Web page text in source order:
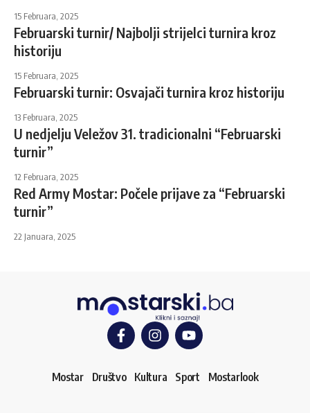
15 Februara, 2025
Februarski turnir/ Najbolji strijelci turnira kroz
historiju
15 Februara, 2025
Februarski turnir: Osvajači turnira kroz historiju
13 Februara, 2025
U nedjelju Veležov 31. tradicionalni “Februarski
turnir”
12 Februara, 2025
Red Army Mostar: Počele prijave za “Februarski
turnir”
22 Januara, 2025
Mostar Društvo Kultura Sport Mostarlook